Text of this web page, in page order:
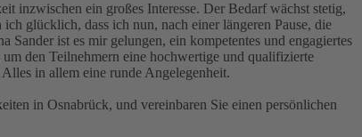
inzwischen ein großes Interesse. Der Bedarf wächst stetig,
glücklich, dass ich nun, nach einer längeren Pause, die
ist es mir gelungen, ein kompetentes und engagiertes
den Teilnehmern eine hochwertige und qualifizierte
in allem eine runde Angelegenheit.
in Osnabrück, und vereinbaren Sie einen persönlichen